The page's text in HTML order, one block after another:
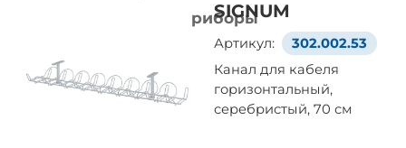
Условия доставки
Кухни и кухонные приборы
Ванная комната
SIGNUM
Артикул:
302.002.53
Канал для кабеля
горизонтальный,
серебристый, 70 см